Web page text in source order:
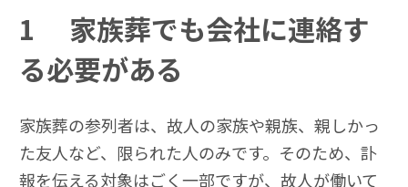
1
家族葬でも会社に連絡す
る必要がある
家族葬の参列者は、故人の家族や親族、親しかっ
た友人など、限られた人のみです。そのため、訃
報を伝える対象はごく一部ですが、故人が働いて